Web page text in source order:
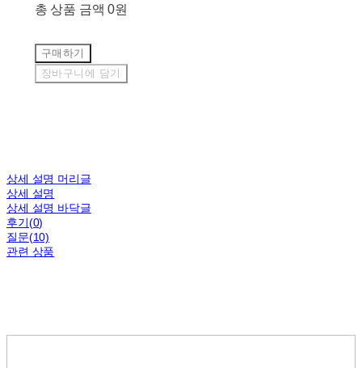
총 상품 금액 0원
구매하기
장바구니에 담기
상세 설명 머리글
상세 설명
상세 설명 바닥글
후기(0)
질문(10)
관련 상품